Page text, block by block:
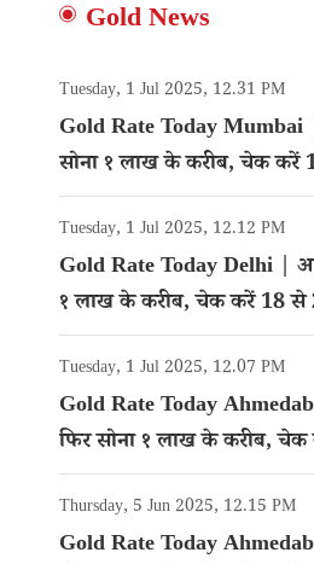
Gold News
Tuesday, 1 Jul 2025, 12.31 PM
Gold Rate Today
सोना १ लाख के करीब, चेक करें
गोल्ड का रेट
Tuesday, 1 Jul 2025, 12.12 PM
Gold Rate Today Delhi |
१ लाख के करीब, चेक करें 18 से
गोल्ड का रेट
Tuesday, 1 Jul 2025, 12.07 PM
Gold Rate Today
फिर सोना १ लाख के करीब,
कैरेट गोल्ड का रेट
Thursday, 5 Jun 2025, 12.15 PM
Gold Rate Today